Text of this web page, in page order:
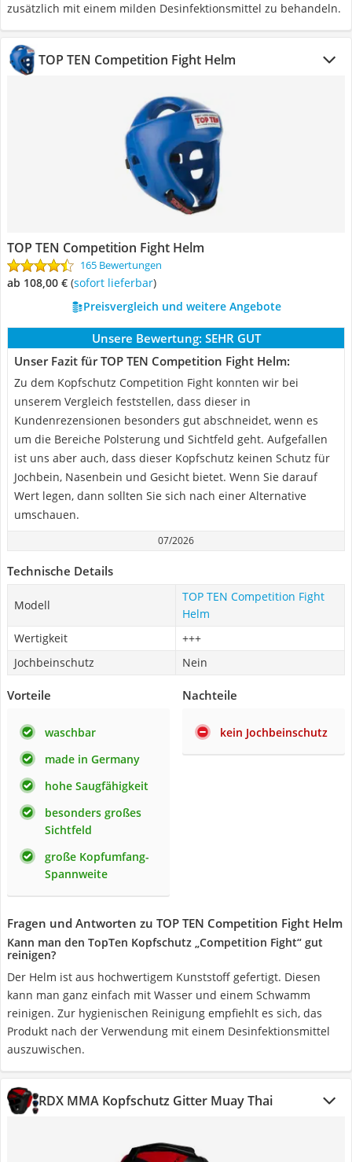
zusätzlich mit einem milden Desinfektionsmittel zu behandeln.
TOP TEN Competition Fight Helm
TOP TEN Competition Fight Helm
165 Bewertungen
ab 108,00 € ( Sofort lieferbar)
Preisvergleich und weitere Angebote
Unsere Bewertung: SEHR GUT
Unser Fazit für TOP TEN Competition Fight Helm:
Zu dem Kopfschutz Competition Fight konnten wir bei
unserem Vergleich feststellen, dass dieser in
Kundenrezensionen besonders gut abschneidet, wenn es
um die Bereiche Polsterung und Sichtfeld geht. Aufgefallen
ist uns aber auch, dass dieser Kopfschutz keinen Schutz für
Jochbein, Nasenbein und Gesicht bietet. Wenn Sie darauf
Wert legen, dann sollten Sie sich nach einer Alternative
umschauen.
07/2026
Technische Details
Modell
TOP TEN Competition Fight
Helm
Wertigkeit
+++
Jochbeinschutz
Nein
Vorteile
waschbar
made in Germany
hohe Saugfähigkeit
besonders großes
Sichtfeld
große Kopfumfang-
Spannweite
Nachteile
kein Jochbeinschutz
Fragen und Antworten zu TOP TEN Competition Fight Helm
Kann man den TopTen Kopfschutz „Competition Fight“ gut
reinigen?
Der Helm ist aus hochwertigem Kunststoff gefertigt. Diesen
kann man ganz einfach mit Wasser und einem Schwamm
reinigen. Zur hygienischen Reinigung empfiehlt es sich, das
Produkt nach der Verwendung mit einem Desinfektionsmittel
auszuwischen.
RDX MMA Kopfschutz Gitter Muay Thai